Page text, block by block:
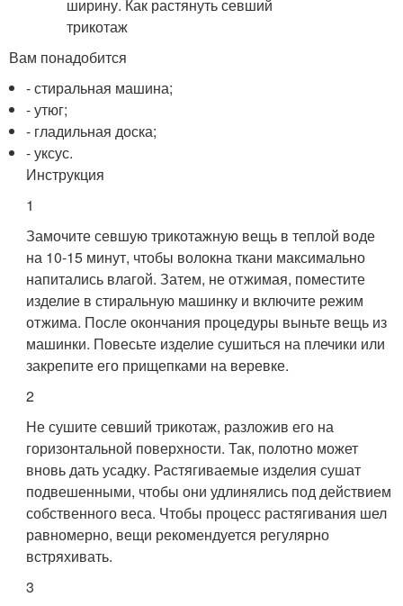
Вам понадобится
- стиральная машина;
- утюг;
- гладильная доска;
- уксус.
Инструкция
1
Замочите севшую трикотажную вещь в теплой воде
на 10-15 минут, чтобы волокна ткани максимально
напитались влагой. Затем, не отжимая, поместите
изделие в стиральную машинку и включите режим
отжима. После окончания процедуры выньте вещь из
машинки. Повесьте изделие сушиться на плечики или
закрепите его прищепками на веревке.
2
Не сушите севший трикотаж, разложив его на
горизонтальной поверхности. Так, полотно может
вновь дать усадку. Растягиваемые изделия сушат
подвешенными, чтобы они удлинялись под действием
собственного веса. Чтобы процесс растягивания шел
равномерно, вещи рекомендуется регулярно
встряхивать.
3